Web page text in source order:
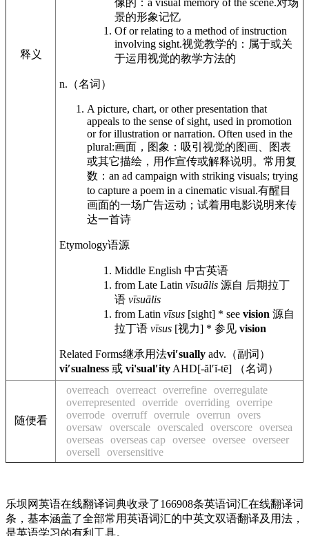
释义
像的： a visual memory of the scene.对场
景的形象记忆
Of or relating to a method of instruction
involving sight.视觉教学的：属于或关
于运用视觉的教学方法的
n. （名词）
A picture, chart, or other presentation that
appeals to the sense of sight, used in promotion
or for illustration or narration. Often used in the
plural:画面，图象：吸引视觉的图画、图表
或其它描绘，用作宣传或解释说明。常用复
数： an ad campaign with striking visuals; trying
to capture a poem in a cinematic visual.有醒目
画面的一场广告运动；试着用电影说明来传
达一首诗
Etymology语源
Middle English 中古英语
from Late Latin vīsuālis 源自 后期拉丁
语 vīsuālis
from Latin vīsus [sight] * see vision 源自
拉丁语 vīsus [视力] * 参见 vision
Related Forms继承用法viʹsually adv. （副词）
viʹsualness 或 vi'sualʹity AHD[-ălʹĭ-tē] （名词）
随便看
overreach overreact overrefine overregulate
overrepresented
override overriding
overripe
overrode overruff overrule overrun
overs
oversaw
overscale overscaled overscore oversea
overseas overseas cap oversee oversee overseer
oversell
oversensitive
乐坝网英语在线翻译词典收录了166908条英语词汇在线翻译词
条，基本涵盖了全部常用英语词汇的中英文双语翻译及用法，
是英语学习的有利工具。